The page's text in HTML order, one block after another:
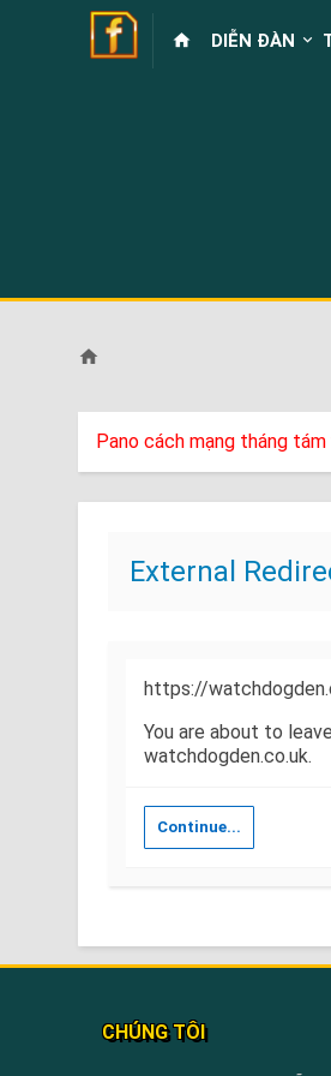
DIỄN ĐÀN
Pano cách mạng tháng
External
https://
You are about to
watchdogden.co.uk.
Continue...
CHÚNG TÔI